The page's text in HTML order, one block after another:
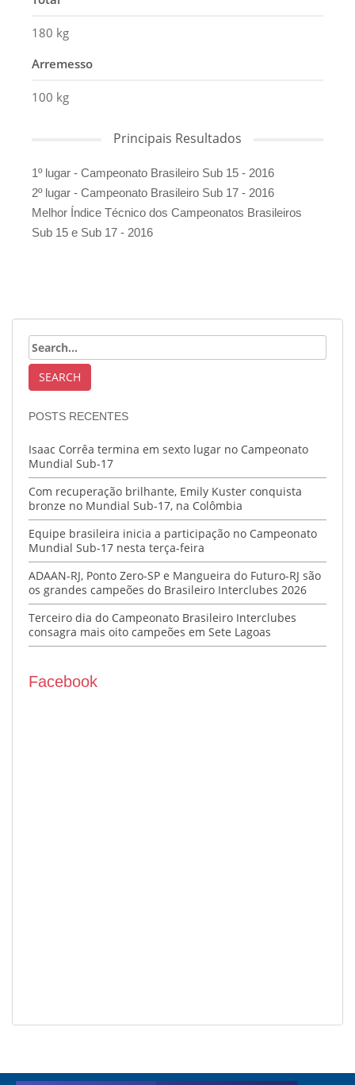
180 kg
Arremesso
100 kg
Principais Resultados
1º lugar - Campeonato Brasileiro Sub 15 - 2016
2º lugar - Campeonato Brasileiro Sub 17 - 2016
Melhor Índice Técnico dos Campeonatos Brasileiros
Sub 15 e Sub 17 - 2016
POSTS RECENTES
Isaac Corrêa termina em sexto lugar no Campeonato
Mundial Sub-17
Com recuperação brilhante, Emily Kuster conquista
bronze no Mundial Sub-17, na Colômbia
Equipe brasileira inicia a participação no Campeonato
Mundial Sub-17 nesta terça-feira
ADAAN-RJ, Ponto Zero-SP e Mangueira do Futuro-RJ são
os grandes campeões do Brasileiro Interclubes 2026
Terceiro dia do Campeonato Brasileiro Interclubes
consagra mais oito campeões em Sete Lagoas
Facebook